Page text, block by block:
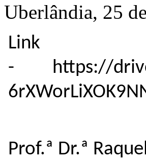
Uberlândia, 25
- https://
Prof.ª Dr.ª